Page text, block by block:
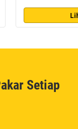
Setiap